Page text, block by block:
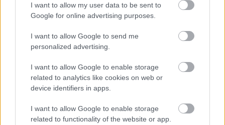
I want to allow my user data to be sent to
Google for online advertising purposes.
I want to allow Google to send me
personalized advertising.
I want to allow Google to enable storage
related to analytics like cookies on web or
device identifiers in apps.
I want to allow Google to enable storage
related to functionality of the website or app.